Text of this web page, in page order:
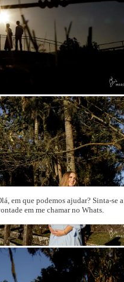
em que podemos ajudar? Sinta-se a
em me chamar no Whats.